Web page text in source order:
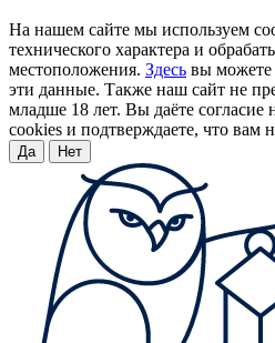
На нашем сайте мы используем
технического характера и
местоположения. Здесь вы можете
эти данные. Также наш сайт не
младше 18 лет. Вы даёте согласие
cookies и подтверждаете, что вам
Да Нет